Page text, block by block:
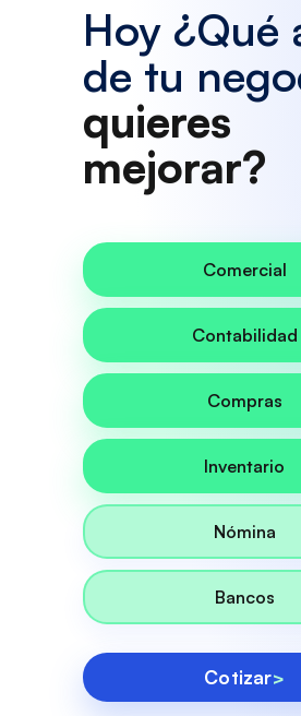
Hoy ¿Qué
de tu
quieres
mejorar?
Comercial
Contabilidad
Compras
Inventario
Nómina
Bancos
Cotizar>